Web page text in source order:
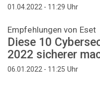
01.04.2022 - 11:29 Uhr
Empfehlungen von Eset
Diese 10
2022 sicherer
06.01.2022 - 11:25 Uhr